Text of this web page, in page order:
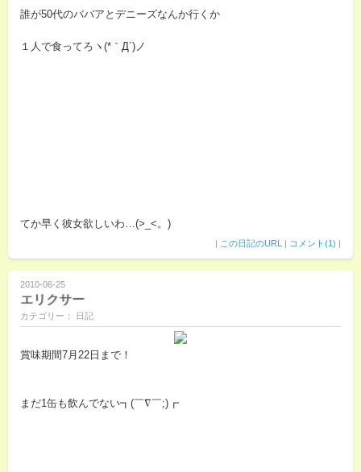
誰が50代のババアとデニーズなんか行くか
１人で食ってろヽ(*｀Д´)ノ
てか早く彼女欲しいわ…(>_<。)
| この日記のURL | コメント(1) |
2010-06-25
エリクサー
カテゴリー： 日記
賞味期間7月22日まで！
まだ1缶も飲んでない┓(￣∇￣;)┏